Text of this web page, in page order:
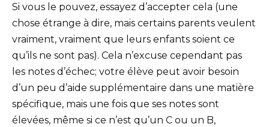
Si vous le pouvez, essayez d’accepter cela (une
chose étrange à dire, mais certains parents veulent
vraiment, vraiment que leurs enfants soient ce
qu’ils ne sont pas). Cela n’excuse cependant pas
les notes d’échec; votre élève peut avoir besoin
d’un peu d’aide supplémentaire dans une matière
spécifique, mais une fois que ses notes sont
élevées, même si ce n’est qu’un C ou un B,